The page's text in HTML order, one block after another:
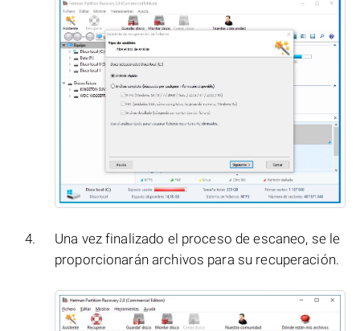
Una vez finalizado el proceso de escaneo, se le
proporcionarán archivos para su recuperación.